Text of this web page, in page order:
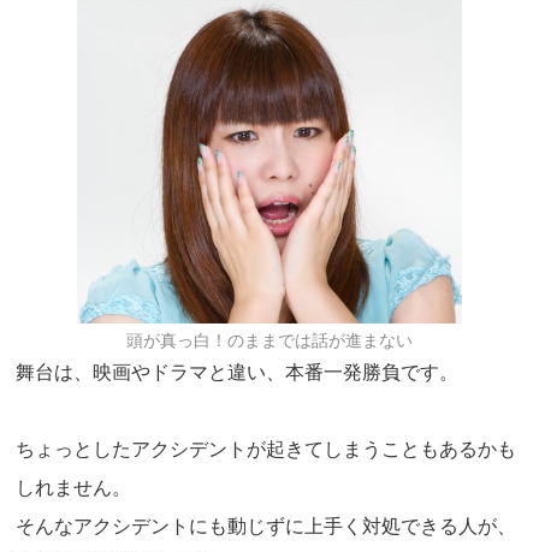
頭が真っ白！のままでは話が進まない
舞台は、映画やドラマと違い、本番一発勝負です。
ちょっとしたアクシデントが起きてしまうこともあるかも
しれません。
そんなアクシデントにも動じずに上手く対処できる人が、